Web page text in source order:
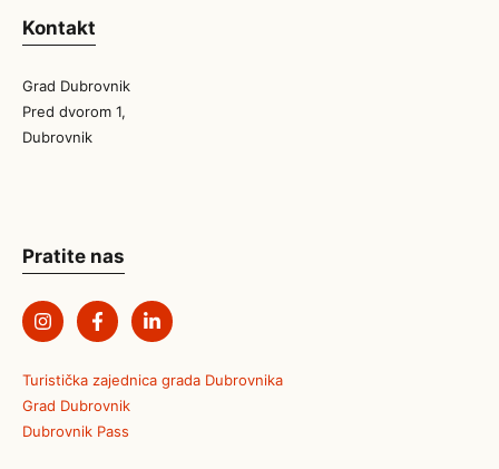
Kontakt
Grad Dubrovnik
Pred dvorom 1,
Dubrovnik
Pratite nas
Turistička zajednica grada Dubrovnika
Grad Dubrovnik
Dubrovnik Pass